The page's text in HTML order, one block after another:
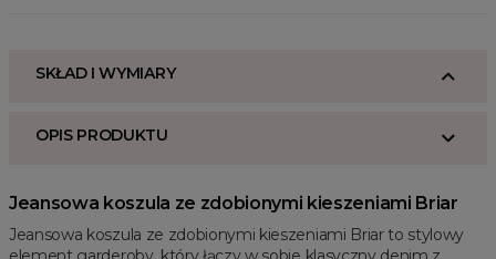
SKŁAD I WYMIARY
OPIS PRODUKTU
Jeansowa koszula ze zdobionymi kieszeniami Briar
Jeansowa koszula ze zdobionymi kieszeniami Briar to stylowy